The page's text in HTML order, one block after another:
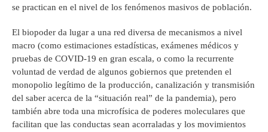
se practican en el nivel de los fenómenos masivos de población.
El biopoder da lugar a una red diversa de mecanismos a nivel
macro (como estimaciones estadísticas, exámenes médicos y
pruebas de COVID-19 en gran escala, o como la recurrente
voluntad de verdad de algunos gobiernos que pretenden el
monopolio legítimo de la producción, canalización y transmisión
del saber acerca de la “situación real” de la pandemia), pero
también abre toda una microfísica de poderes moleculares que
facilitan que las conductas sean acorraladas y los movimientos